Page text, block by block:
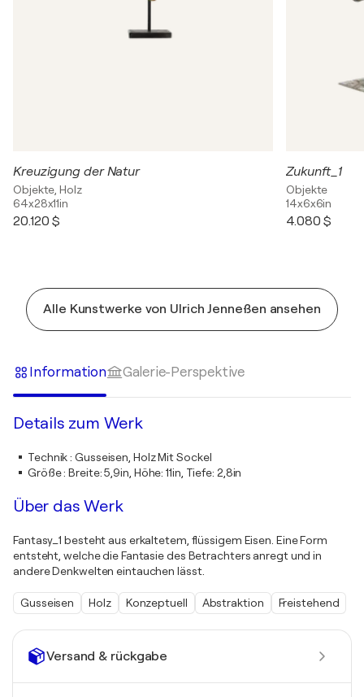
Versand & rückgabe
Kreuzigung der Natur
Objekte, Holz
64x28x11in
20.120 $
Zukunft_1
Objekte
14x6x6in
4.080 $
Alle Kunstwerke von Ulrich Jenneßen ansehen
Information Galerie-Perspektive
Details zum Werk
Technik:Gusseisen, Holz Mit Sockel
Größe:Breite: 5,9in, Höhe: 11in, Tiefe: 2,8in
Über das Werk
Fantasy_1 besteht aus erkaltetem, flüssigem Eisen. Eine Form
entsteht, welche die Fantasie des Betrachters anregt und in
andere Denkwelten eintauchen lässt.
Gusseisen Holz Konzeptuell Abstraktion Freistehend